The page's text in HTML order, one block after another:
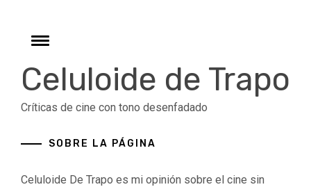
contentToggle
Celuloide de Trapo
Críticas de cine con tono desenfadado
SOBRE LA PÁGINA
Celuloide De Trapo es mi opinión sobre el cine sin